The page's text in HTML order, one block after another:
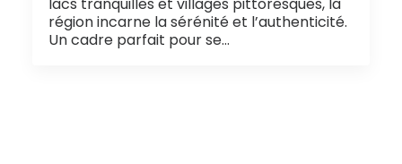
région incarne la sérénité et l’authenticité.
Un cadre parfait pour se…